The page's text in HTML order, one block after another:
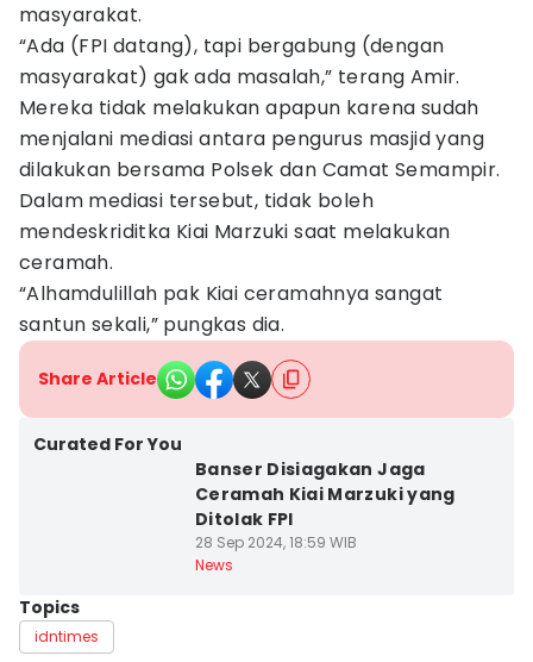
masyarakat.
“Ada (FPI datang), tapi bergabung (dengan
masyarakat) gak ada masalah,” terang Amir.
Mereka tidak melakukan apapun karena sudah
menjalani mediasi antara pengurus masjid yang
dilakukan bersama Polsek dan Camat Semampir.
Dalam mediasi tersebut, tidak boleh
mendeskriditka Kiai Marzuki saat melakukan
ceramah.
“Alhamdulillah pak Kiai ceramahnya sangat
santun sekali,” pungkas dia.
Share Article
Curated For You
Banser Disiagakan Jaga
Ceramah Kiai Marzuki yang
Ditolak FPI
28 Sep 2024, 18:59 WIB
News
Topics
idntimes